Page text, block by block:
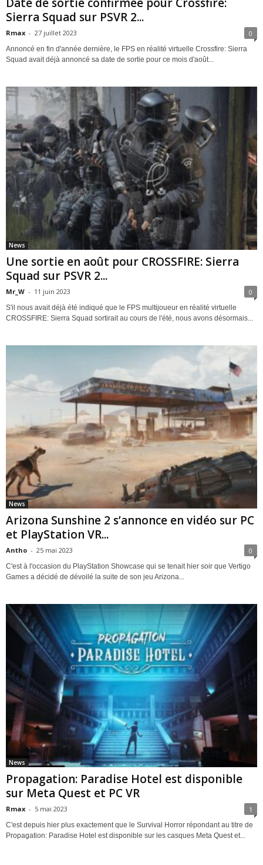
Date de sortie confirmée pour Crossfire:
Sierra Squad sur PSVR 2...
Rmax - 27 juillet 2023 0
Annoncé en fin d'année dernière, le FPS en réalité virtuelle Crossfire: Sierra
Squad avait déjà annoncé sa date de sortie pour ce mois d'août...
News
Une sortie en août pour CROSSFIRE: Sierra
Squad sur PSVR 2...
Mr_W - 11 juin 2023 0
S'il nous avait déjà été indiqué que le FPS multijoueur en réalité virtuelle
CROSSFIRE: Sierra Squad sortirait au cours de l'été, nous avons désormais...
News
Arizona Sunshine 2 s’annonce en vidéo sur PC
et PlayStation VR...
Antho - 25 mai 2023 0
C'est à l'occasion du PlayStation Showcase qui se tenait hier soir que Vertigo
Games a décidé de dévoilé la suite de son jeu Arizona...
News
Propagation: Paradise Hotel est disponible
sur Meta Quest et PC VR
Rmax - 5 mai 2023 1
C'est depuis hier plus exactement que le Survival Horror répondant au titre de
Propagation: Paradise Hotel est disponible sur les casques Meta Quest et...